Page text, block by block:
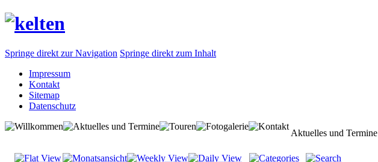
Springe direkt zur Navigation Springe direkt zum Inhalt
Impressum
Kontakt
Sitemap
Datenschutz
Aktuelles und Termine